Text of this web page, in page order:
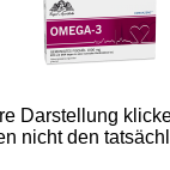
Darstellung
nicht den